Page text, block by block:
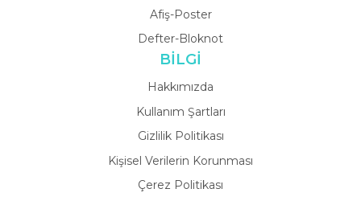
Afiş-Poster
Defter-Bloknot
BİLGİ
Hakkımızda
Kullanım Şartları
Gizlilik Politikası
Kişisel Verilerin Korunması
Çerez Politikası